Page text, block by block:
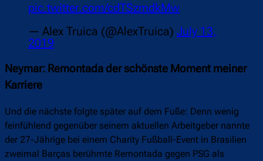
pic.twitter.com/cdTSzmdkMw
— Alex Truica (@AlexTruica) July 13,
2019
Neymar: Remontada der schönste Moment meiner
Karriere
Und die nächste folgte später auf dem Fuße: Denn wenig
feinfühlend gegenüber seinem aktuellen Arbeitgeber nannte
der 27-Jährige bei einem Charity Fußball-Event in Brasilien
zweimal Barças berühmte Remontada gegen PSG als